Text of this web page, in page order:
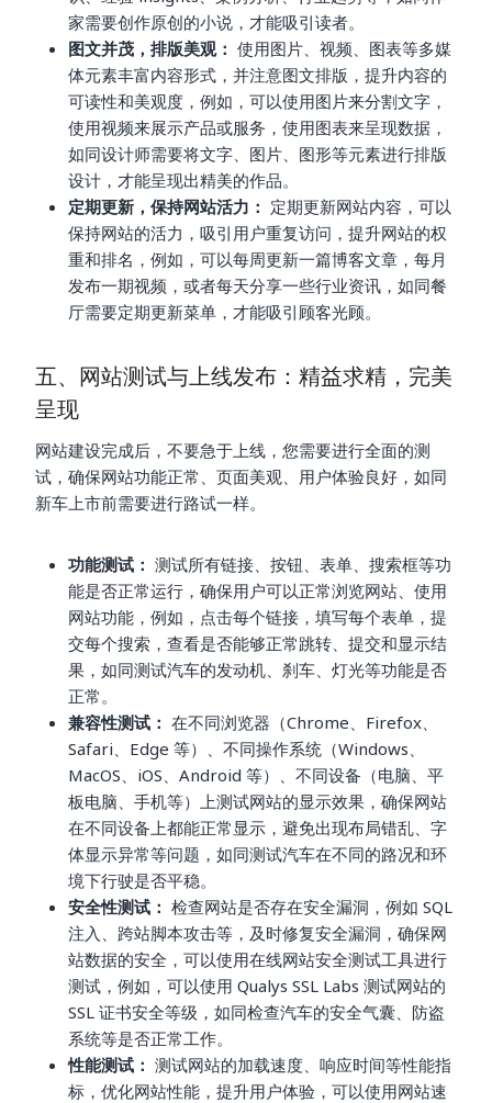
家需要创作原创的小说，才能吸引读者。
图文并茂，排版美观： 使用图片、视频、图表等多媒
体元素丰富内容形式，并注意图文排版，提升内容的
可读性和美观度，例如，可以使用图片来分割文字，
使用视频来展示产品或服务，使用图表来呈现数据，
如同设计师需要将文字、图片、图形等元素进行排版
设计，才能呈现出精美的作品。
定期更新，保持网站活力： 定期更新网站内容，可以
保持网站的活力，吸引用户重复访问，提升网站的权
重和排名，例如，可以每周更新一篇博客文章，每月
发布一期视频，或者每天分享一些行业资讯，如同餐
厅需要定期更新菜单，才能吸引顾客光顾。
五、网站测试与上线发布：精益求精，完美
呈现
网站建设完成后，不要急于上线，您需要进行全面的测
试，确保网站功能正常、页面美观、用户体验良好，如同
新车上市前需要进行路试一样。
功能测试： 测试所有链接、按钮、表单、搜索框等功
能是否正常运行，确保用户可以正常浏览网站、使用
网站功能，例如，点击每个链接，填写每个表单，提
交每个搜索，查看是否能够正常跳转、提交和显示结
果，如同测试汽车的发动机、刹车、灯光等功能是否
正常。
兼容性测试： 在不同浏览器（Chrome、Firefox、
Safari、Edge 等）、不同操作系统（Windows、
MacOS、iOS、Android 等）、不同设备（电脑、平
板电脑、手机等）上测试网站的显示效果，确保网站
在不同设备上都能正常显示，避免出现布局错乱、字
体显示异常等问题，如同测试汽车在不同的路况和环
境下行驶是否平稳。
安全性测试： 检查网站是否存在安全漏洞，例如 SQL
注入、跨站脚本攻击等，及时修复安全漏洞，确保网
站数据的安全，可以使用在线网站安全测试工具进行
测试，例如，可以使用 Qualys SSL Labs 测试网站的
SSL 证书安全等级，如同检查汽车的安全气囊、防盗
系统等是否正常工作。
性能测试： 测试网站的加载速度、响应时间等性能指
标，优化网站性能，提升用户体验，可以使用网站速